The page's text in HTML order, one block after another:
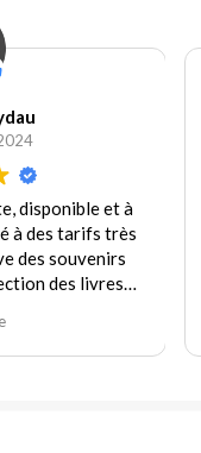
disponible et à
à des tarifs très
des souvenirs
des livres
vente. Je
commerçant.